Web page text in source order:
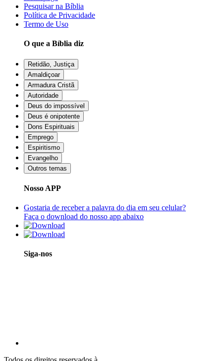
Pesquisar na Bíblia
Política de Privacidade
Termo de Uso
O que a Bíblia diz
Retidão, Justiça
Amaldiçoar
Armadura Cristã
Autoridade
Deus do impossível
Deus é onipotente
Dons Espirituais
Emprego
Espiritismo
Evangelho
Outros temas
Nosso APP
Gostaria de receber a palavra do dia em seu celular?
Faça o download do nosso app abaixo
Siga-nos